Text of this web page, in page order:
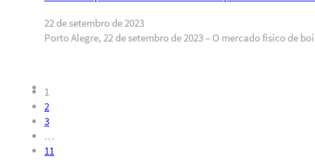
22 de setembro de 2023
Porto Alegre, 22 de setembro de 2023 – O mercado físico de
1
2
3
…
11